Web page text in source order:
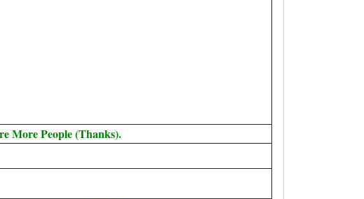
More People (Thanks).